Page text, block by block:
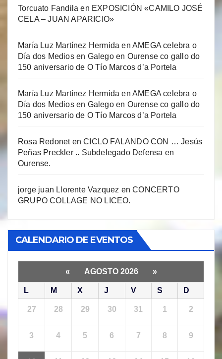
Torcuato Fandila en EXPOSICIÓN «CAMILO JOSÉ
CELA – JUAN APARICIO»
María Luz Martínez Hermida enAMEGA celebra o
Día dos Medios en Galego en Ourense co gallo do
150 aniversario de O Tío Marcos d’a Portela
María Luz Martínez Hermida enAMEGA celebra o
Día dos Medios en Galego en Ourense co gallo do
150 aniversario de O Tío Marcos d’a Portela
Rosa RedonetenCICLO FALANDO CON … Jesús
Peñas Preckler .. Subdelegado Defensa en
Ourense.
jorge juan Llorente Vazquez enCONCERTO
GRUPO COLLAGE NO LICEO.
CALENDARIO DE EVENTOS
« AGOSTO 2026 »
L M X J V S D
27 28 29 30 31 1 2
3 4 5 6 7 8 9